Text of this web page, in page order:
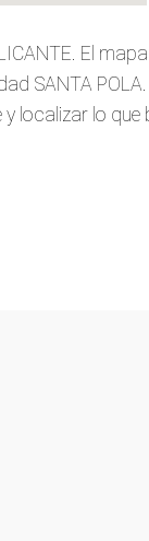
El
SANTA
localizar lo que